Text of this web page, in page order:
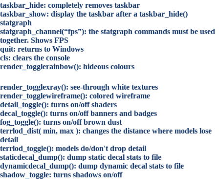
taskbar_hide: completely removes taskbar
taskbar_show: display the taskbar after a taskbar_hide()
statgraph
statgraph_channel(“fps”): the statgraph commands must be used
together. Shows FPS
quit: returns to Windows
cls: clears the console
render_togglerainbow(): hideous colours
render_togglexray(): see-through white textures
render_togglewireframe(): colored wireframe
detail_toggle(): turns on/off shaders
decal_toggle(): turns on/off banners and badges
fog_toggle(): turns on/off brown dust
terrlod_dist( min, max ): changes the distance where models lose
detail
terrlod_toggle(): models do/don't drop detail
staticdecal_dump(): dump static decal stats to file
dynamicdecal_dump(): dump dynamic decal stats to file
shadow_toggle: turns shadows on/off